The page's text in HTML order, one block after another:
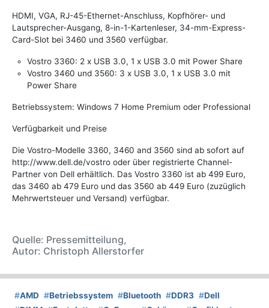
HDMI, VGA, RJ-45-Ethernet-Anschluss, Kopfhörer- und
Lautsprecher-Ausgang, 8-in-1-Kartenleser, 34-mm-Express-
Card-Slot bei 3460 und 3560 verfügbar.
Vostro 3360: 2 x USB 3.0, 1 x USB 3.0 mit Power Share
Vostro 3460 und 3560: 3 x USB 3.0, 1 x USB 3.0 mit
Power Share
Betriebssystem: Windows 7 Home Premium oder Professional
Verfügbarkeit und Preise
Die Vostro-Modelle 3360, 3460 and 3560 sind ab sofort auf
http://www.dell.de/vostro oder über registrierte Channel-
Partner von Dell erhältlich. Das Vostro 3360 ist ab 499 Euro,
das 3460 ab 479 Euro und das 3560 ab 449 Euro (zuzüglich
Mehrwertsteuer und Versand) verfügbar.
Quelle: Pressemitteilung,
Autor: Christoph Allerstorfer
#AMD #Betriebssystem #Bluetooth #DDR3 #Dell